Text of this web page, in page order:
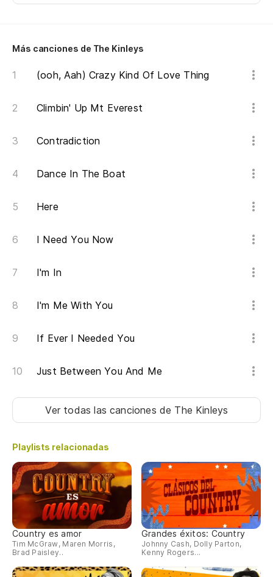
Más canciones de The Kinleys
(ooh, Aah) Crazy Kind Of Love Thing
Climbin' Up Mt Everest
Contradiction
Dance In The Boat
Here
I Need You Now
I'm In
I'm Me With You
If Ever I Needed You
Just Between You And Me
Ver todas las canciones de The Kinleys
Playlists relacionadas
Country es amor
Tim McGraw, Maren Morris,
Brad Paisley..
Grandes éxitos: Country
Johnny Cash, Dolly Parton,
Kenny Rogers...